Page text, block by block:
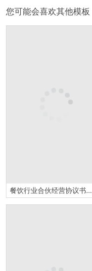
您可能会喜欢其他模板
餐饮行业合伙经营协议书Word模板